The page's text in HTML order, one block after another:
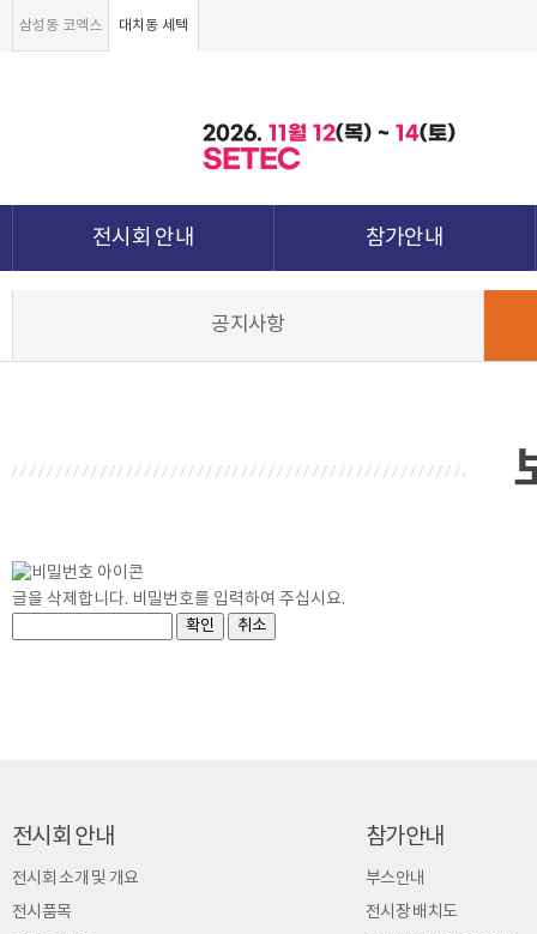
삼성동 코엑스 대치동 세텍
2026. 11월 12(목) ~ 14(토)
SETEC
전시회 안내 참가안내
공지사항
글을 삭제합니다. 비밀번호를 입력하여 주십시요.
전시회 안내
전시회 소개 및 개요
전시품목
참가안내
부스안내
전시장 배치도